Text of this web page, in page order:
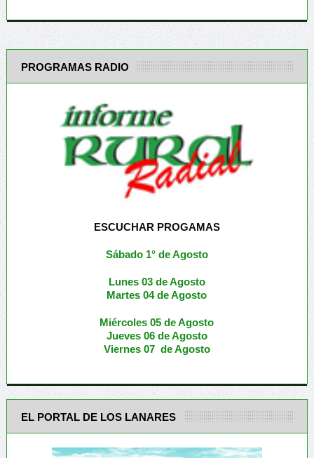
PROGRAMAS RADIO
ESCUCHAR PROGAMAS
Sábado 1° de Agosto
Lunes 03 de Agosto
Martes 04 de Agosto
Miércoles 05 deAgosto
Jueves 06 de Agosto
Viernes 07 de Agosto
EL PORTAL DE LOS LANARES